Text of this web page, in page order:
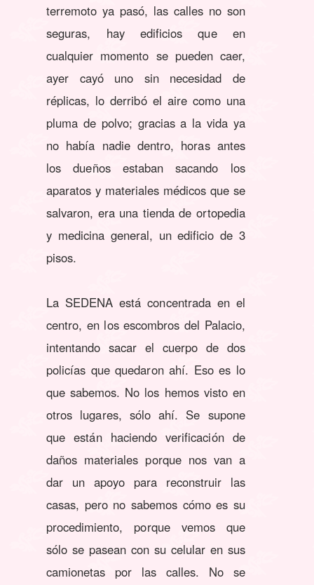
terremoto ya pasó, las calles no son
seguras, hay edificios que en
cualquier momento se pueden caer,
ayer cayó uno sin necesidad de
réplicas, lo derribó el aire como una
pluma de polvo; gracias a la vida ya
no había nadie dentro, horas antes
los dueños estaban sacando los
aparatos y materiales médicos que se
salvaron, era una tienda de ortopedia
y medicina general, un edificio de 3
pisos.
La SEDENA está concentrada en el
centro, en los escombros del Palacio,
intentando sacar el cuerpo de dos
policías que quedaron ahí. Eso es lo
que sabemos. No los hemos visto en
otros lugares, sólo ahí. Se supone
que están haciendo verificación de
daños materiales porque nos van a
dar un apoyo para reconstruir las
casas, pero no sabemos cómo es su
procedimiento, porque vemos que
sólo se pasean con su celular en sus
camionetas por las calles. No se